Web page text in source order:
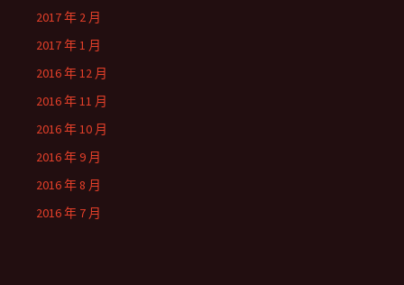
2017 年 2 月
2017 年 1 月
2016 年 12 月
2016 年 11 月
2016 年 10 月
2016 年 9 月
2016 年 8 月
2016 年 7 月